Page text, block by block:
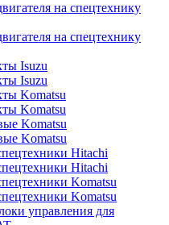
на спецтехнику
на спецтехнику
Isuzu
Isuzu
Komatsu
Komatsu
Komatsu
Komatsu
Hitachi
Hitachi
Komatsu
Komatsu
управления для